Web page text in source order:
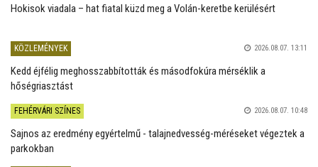
Hokisok viadala – hat fiatal küzd meg a Volán-keretbe kerülésért
KÖZLEMÉNYEK 2026.08.07. 13:11
Kedd éjfélig meghosszabbították és másodfokúra mérséklik a
hőségriasztást
FEHÉRVÁRI SZÍNES 2026.08.07. 10:48
Sajnos az eredmény egyértelmű - talajnedvesség-méréseket végeztek a
parkokban